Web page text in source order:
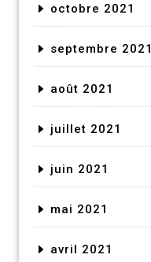
octobre 2021
septembre 2021
août 2021
juillet 2021
juin 2021
mai 2021
avril 2021